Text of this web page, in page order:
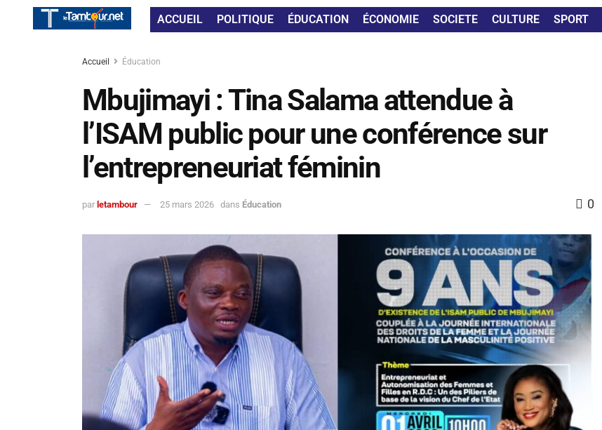
ACCUEIL POLITIQUE ÉDUCATION ÉCONOMIE SOCIETE CULTURE SPORT
Accueil Éducation
Mbujimayi : Tina Salama attendue à
l’ISAM public pour une conférence sur
l’entrepreneuriat féminin
par letambour 25 mars 2026 dans Éducation 0